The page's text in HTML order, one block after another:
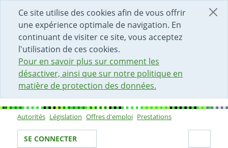
Ce site utilise des cookies afin de vous offrir
une expérience optimale de navigation. En
continuant de visiter ce site, vous acceptez
l'utilisation de ces cookies.
Pour en savoir plus sur comment les
désactiver, ainsi que sur notre politique en
matière de protection des données.
DÉBUT DU CONTENU DE LA PAGE
ACCÈS AU CHAMP DE RECHERCHE
PAGE D'ACCUEIL
FORMULAIRE DE CONTACT
Sous-navigation
Autorités Législation Offres d'emploi Prestations
Votre identité
SE CONNECTER